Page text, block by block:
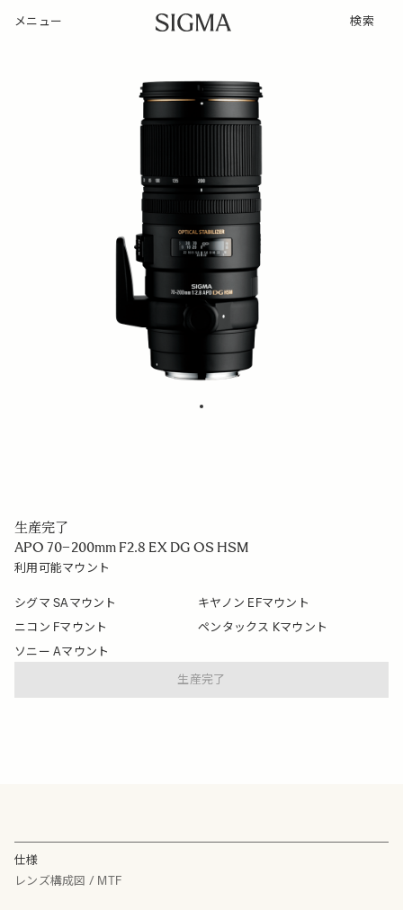
メニュー 検索
生産完了
APO 70–200mm F2.8 EX DG OS HSM
利用可能マウント
シグマ SAマウント
キヤノン EFマウント
ニコン Fマウント
ペンタックス Kマウント
ソニー Aマウント
生産完了
仕様
レンズ構成図 / MTF